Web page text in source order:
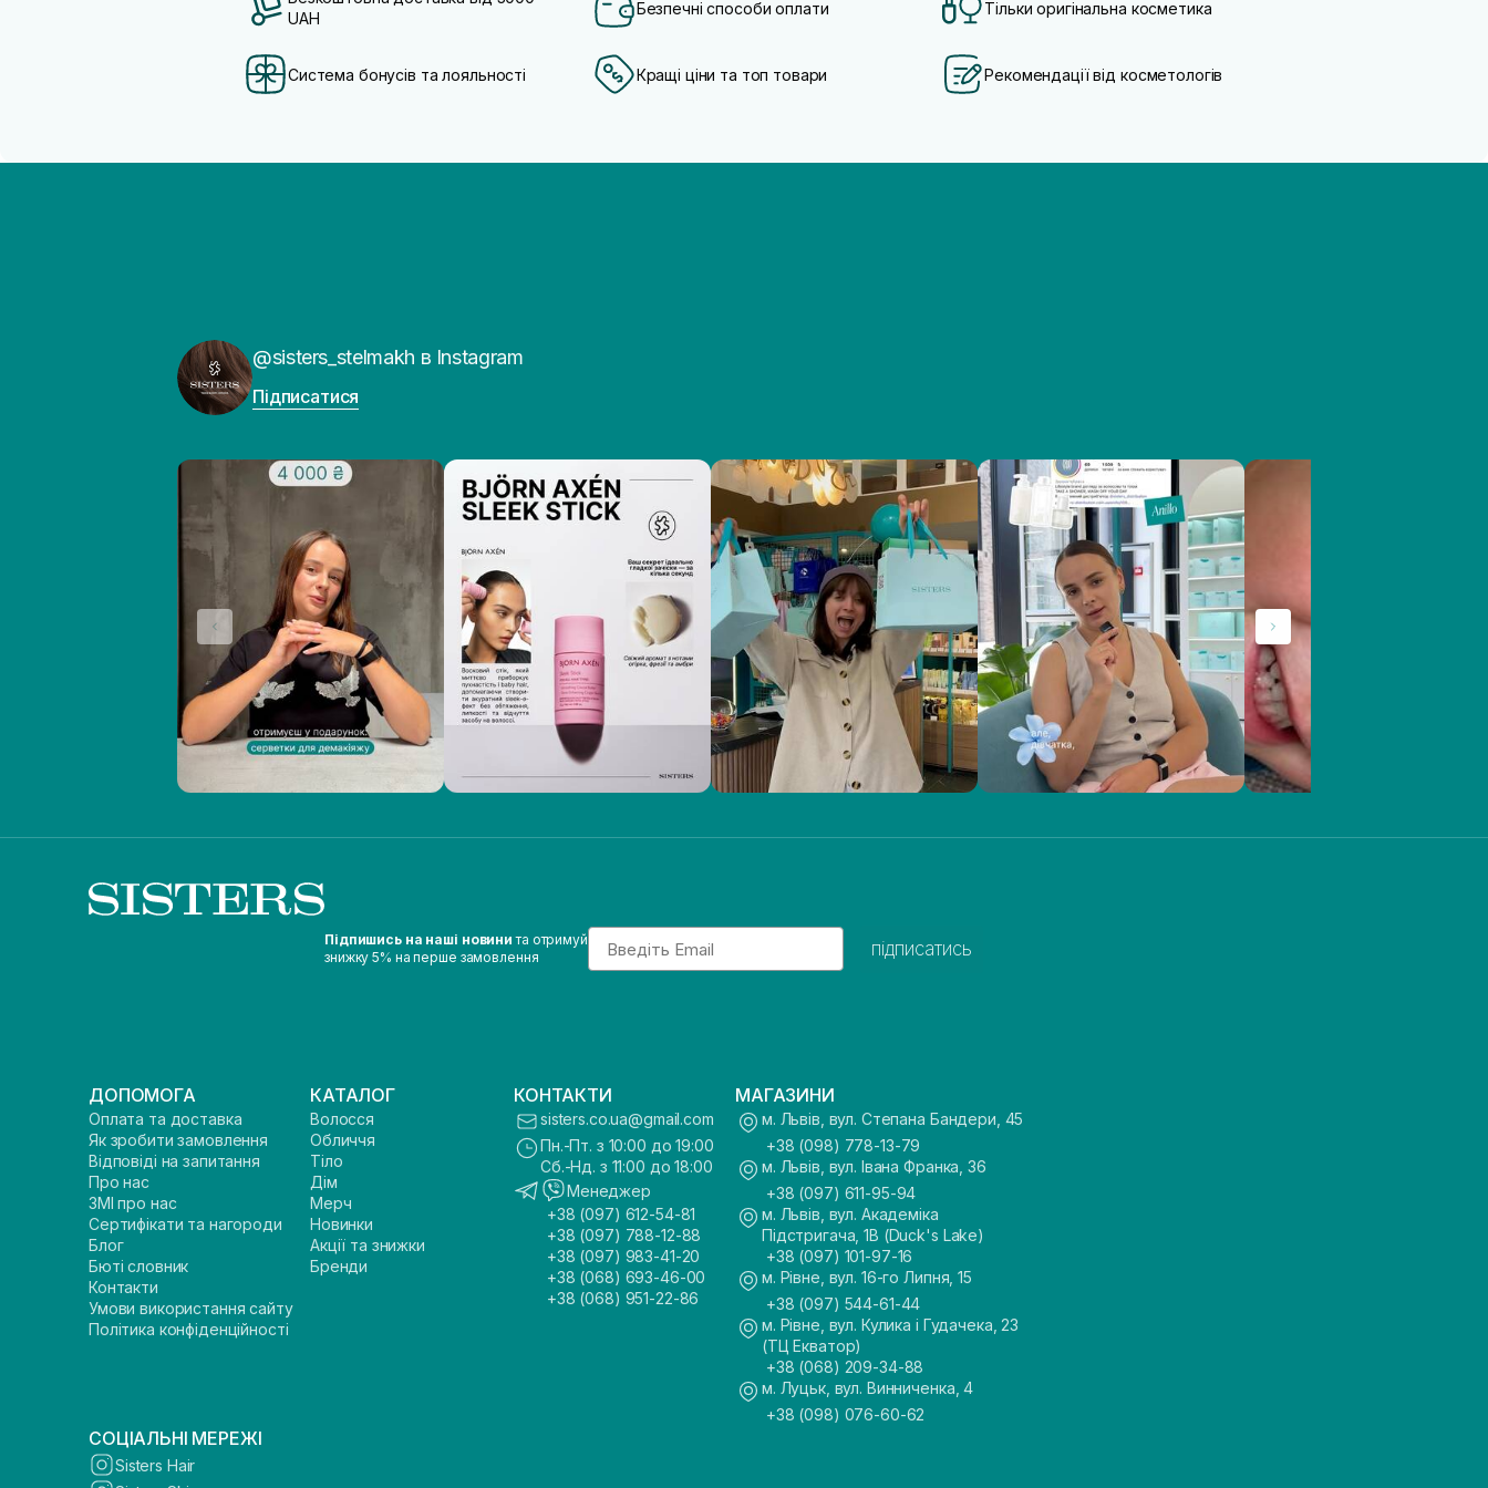
UAH
Безпечні способи оплати Тільки оригінальна косметика
Система бонусів та лояльності Кращі ціни та топ товари Рекомендації від косметологів
@sisters_stelmakh в Instagram
Підписатися
Підпишись на наші новини та отримуй
знижку 5% на перше замовлення
Email
підписатись
ДОПОМОГА
Оплата та доставка
Як зробити замовлення
Відповіді на запитання
Про нас
ЗМІ про нас
Сертифікати та нагороди
Блог
Бюті словник
Контакти
Умови використання сайту
Політика конфіденційності
КАТАЛОГ
Волосся
Обличчя
Тіло
Дім
Мерч
Новинки
Акції та знижки
Бренди
КОНТАКТИ
sisters.co.ua@gmail.com
Пн.-Пт. з 10:00 до 19:00
Сб.-Нд. з 11:00 до 18:00
Менеджер
+38 (097) 612-54-81
+38 (097) 788-12-88
+38 (097) 983-41-20
+38 (068) 693-46-00
+38 (068) 951-22-86
МАГАЗИНИ
м. Львів, вул. Степана Бандери, 45
+38 (098) 778-13-79
м. Львів, вул. Івана Франка, 36
+38 (097) 611-95-94
м. Львів, вул. Академіка
Підстригача, 1В (Duck's Lake)
+38 (097) 101-97-16
м. Рівне, вул. 16-го Липня, 15
+38 (097) 544-61-44
м. Рівне, вул. Кулика і Гудачека, 23
(ТЦ Екватор)
+38 (068) 209-34-88
м. Луцьк, вул. Винниченка, 4
+38 (098) 076-60-62
СОЦІАЛЬНІ МЕРЕЖІ
Sisters Hair